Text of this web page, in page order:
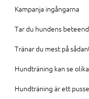
Kampanja ingångarna
Tar du hundens
Tränar du mest på
Hundträning kan se
Hundträning är ett